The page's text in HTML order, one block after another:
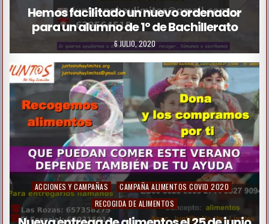
s
t
i
n
Hemos facilitado un nuevo ordenador
para un alumno de 1º de Bachillerato
6 JULIO, 2020
P
s
ACCIONES Y CAMPAÑAS
CAMPAÑA ALIMENTOS COVID 2020
RECOGIDA DE ALIMENTOS